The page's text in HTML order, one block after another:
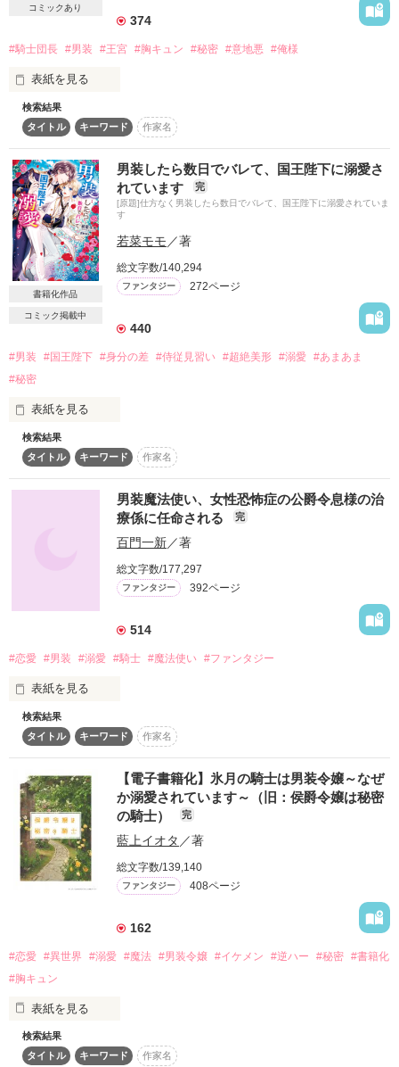
鋭いギルに男装がバレそうなリリィ
そんなリリィは、屋敷でいろんな人間と出会う！
そしてリリィは人と関わる楽しさに目覚める
こーんなに楽しい今世は最高ねっ！！
※完結しました。
他サイトでも掲載予定です
「お前の覚悟に免じ、ひとつ選択肢を与えよう」
「どうかお聞かせくださいませ」
そんな彼女にサイラスから示されたのは、屈辱的な選択肢
「お前はこれから俺が望むときにその体を開き、俺の欲望を受
セリーヌは愛する弟のため、サイラスの魔手に落ち
契約によって連夜繰り返される淫らな情事――。
愛と欲望が交錯する夜の先に待つ未来とは……？
コミックあり
374
#騎士団長 #男装 #王宮 #胸キュン #秘密 #意地悪 #俺様
表紙を見る
田舎娘のアリスは村を飛び出し
王国騎士団に飛び込んだ。
女であることがバレたら身の破滅。
細心の注意を払い、スリルある騎士生活を送っていたけれ
ど……
秘密は突如として暴かれてしまう。
騎士団を率いるのは
凛々しく美麗な若き騎士団長。
騎士団長に処罰されるかと思いきや
夜な夜な意地悪な特訓を受ける羽目に。
「どうした。女みたいな声が漏れてるぞ。
お前は男なんだろ？
俺に触れられたくらいで心を乱すな」
純朴な田舎娘と意地悪な騎士団長の
王城ラブファンタジー。
2020．4．2．完結公開
作品を読む
検索結果
タイトル
キーワード 作家名
書籍化作品
コミック掲載中
男装したら数日でバレて、国王陛下に溺愛さ
れています
完
[原題]仕方なく男装したら数日でバレて、国王陛下に溺愛されていま
す
若菜モモ ／著
総文字数/140,294
ファンタジー 272ページ
440
#男装 #国王陛下 #身分の差 #侍従見習い #超絶美形 #溺愛 #あまあま
#秘密
表紙を見る
【お知らせ】
ゴゴちゃん先生の作画で
『男装したら数日でバレて、国王陛下に溺愛されています』が
コミカライズになります。
電子コミック誌　配信日　２０１９年９月２７日
『Berry’s Fantasy』
若菜モモ　２０１９年９月１３日
ベルナディス国王の侍従長をしている祖父の命令で
男装して侍従見習いをすることになってしまった。
国王陛下は超絶美形。
慣れない男装にバレないように頑張るミシェルだ。
「命令が聞けないのか？　顔を上げろ」
ヒヤヒヤ、ドキドキの毎日。
２０１８．５．１１　公開完結
検索結果
タイトル
キーワード 作家名
男装魔法使い、女性恐怖症の公爵令息様の治
療係に任命される
完
百門一新／著
総文字数/177,297
ファンタジー 392ページ
514
#恋愛 #男装 #溺愛 #騎士 #魔法使い #ファンタジー
表紙を見る
男装姿で旅をしていたエリザは、長期滞在してしまった異国の
王都で【赤い魔法使い（男）】と呼ばれることに。職業は完全
に誤解なのだが、そのせいで女性恐怖症の公爵令息の治療係
に……！？「待って。私、女なんですけども」しかも公爵令息
の騎士様、なぜかものすごい懐いてきて…！？
男装の魔法使い（職業誤解）×女性が大の苦手のはずなのに、
ロックオンして攻めに転じたらぐいぐいいく騎士様！？
検索結果
タイトル
キーワード 作家名
【電子書籍化】氷月の騎士は男装令嬢～なぜ
か溺愛されています～（旧：侯爵令嬢は秘密
の騎士）
完
藍上イオタ ／著
総文字数/139,140
ファンタジー 408ページ
162
#恋愛 #異世界 #溺愛 #魔法 #男装令嬢 #イケメン #逆ハー #秘密 #書籍化
#胸キュン
表紙を見る
このたび、ミーティアノベルス様より電子書籍いたしました。
検索結果
タイトル
キーワード 作家名